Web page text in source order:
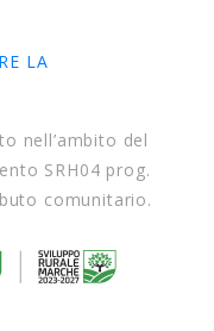
LA
nell’ambito del
SRH04 prog.
comunitario.